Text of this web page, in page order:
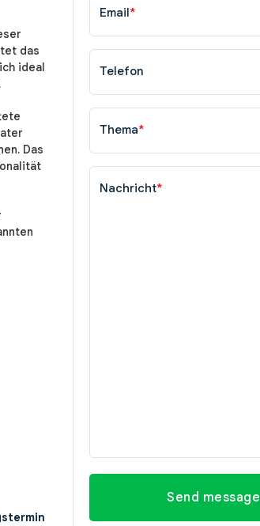
das
ideal
Das
Email*
Telefon
Thema*
Nachricht*
Send message